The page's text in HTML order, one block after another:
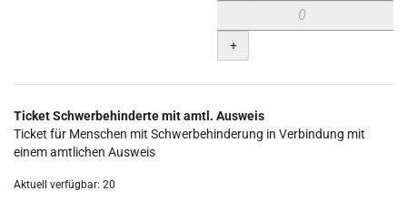
+
Ticket Schwerbehinderte mit amtl. Ausweis
Ticket für Menschen mit Schwerbehinderung in Verbindung mit
einem amtlichen Ausweis
Aktuell verfügbar: 20